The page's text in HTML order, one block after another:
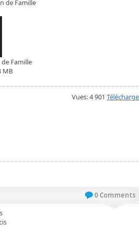
Famille
MB
Vues: 4 901
0 Comments